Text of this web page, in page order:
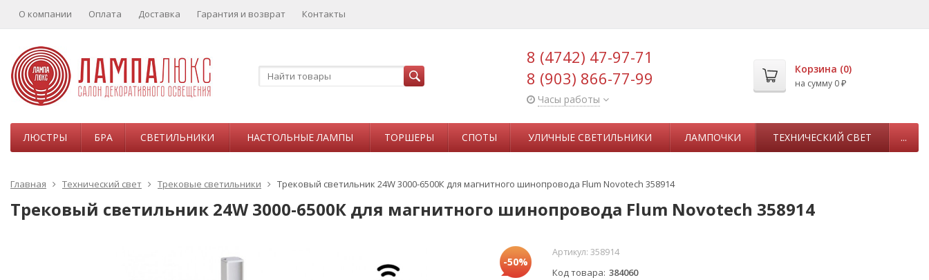
О компании Оплата Доставка Гарантия и возврат Контакты
8 (4742) 47-97-71
8 (903) 866-77-99
Часы работы
Корзина (0)
на сумму 0 ₽
ЛЮСТРЫ БРА СВЕТИЛЬНИКИ НАСТОЛЬНЫЕ ЛАМПЫ ТОРШЕРЫ СПОТЫ УЛИЧНЫЕ СВЕТИЛЬНИКИ ЛАМПОЧКИ ТЕХНИЧЕСКИЙ СВЕТ ...
Главная Технический свет Трековые светильники Трековый светильник 24W 3000-6500К для магнитного шинопровода Flum Novotech 358914
Трековый светильник 24W 3000-6500К для магнитного шинопровода Flum Novotech 358914
-50%
Артикул: 358914
Код товара 384060